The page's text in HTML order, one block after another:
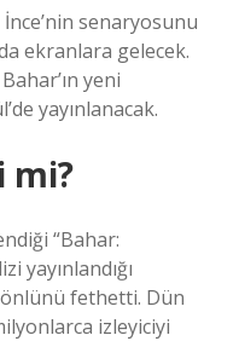
senaryosunu
ekranlara gelecek.
yeni
yayınlanacak.
mi?
“Bahar:
yayınlandığı
fethetti. Dün
izleyiciyi